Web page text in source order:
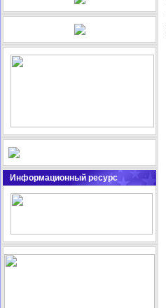
Информационный ресурс